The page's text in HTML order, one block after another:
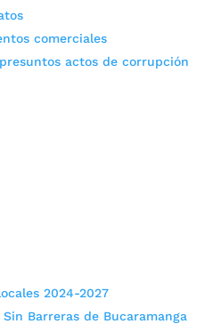
comerciales
actos de corrupción
2024-2027
Barreras de Bucaramanga
fiesta, Santander está de
los protagonistas en el
comunicación, de la Feria
desde el 1 al 18 de
/ Prensa Alcaldía de
del...